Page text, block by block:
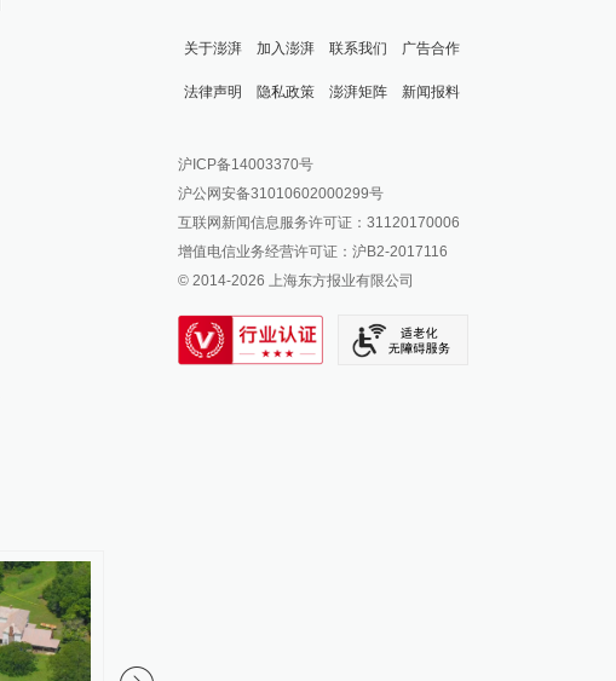
关于澎湃 加入澎湃 联系我们 广告合作
法律声明 隐私政策 澎湃矩阵
澎湃新闻公众号
澎湃新闻抖音号
派生万物开放平台
IP SHANGHAI
SIXTH TONE
新闻报料
报料邮箱: news@thepaper.cn
沪ICP备14003370号
沪公网安备31010602000299号
互联网新闻信息服务许可证：31120170006
增值电信业务经营许可证：沪B2-2017116
© 2014-2026 上海东方报业有限公司